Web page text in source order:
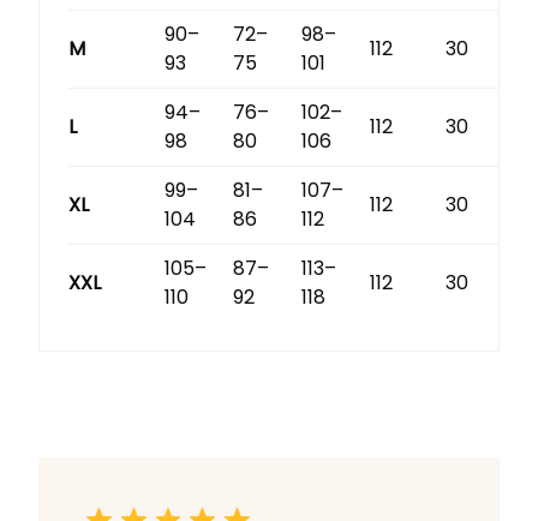
M
90–
93
72–
75
98–
101
112 30
L
94–
98
76–
80
102–
106
112 30
XL
99–
104
81–
86
107–
112
112 30
XXL
105–
110
87–
92
113–
118
112 30